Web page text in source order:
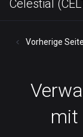
Celestial
Vorherige Seite
mit